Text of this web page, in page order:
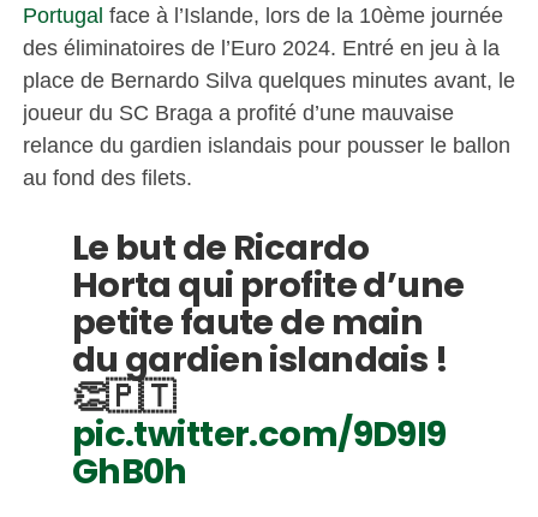
Portugal face à l’Islande, lors de la 10ème journée
des éliminatoires de l’Euro 2024. Entré en jeu à la
place de Bernardo Silva quelques minutes avant, le
joueur du SC Braga a profité d’une mauvaise
relance du gardien islandais pour pousser le ballon
au fond des filets.
Le but de Ricardo
Horta qui profite d’une
petite faute de main
du gardien islandais !
👏🇵🇹
pic.twitter.com/9D9I9
GhB0h